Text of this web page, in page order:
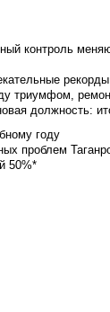
контроль
триумфом,
должность:
году
проблем
50%*